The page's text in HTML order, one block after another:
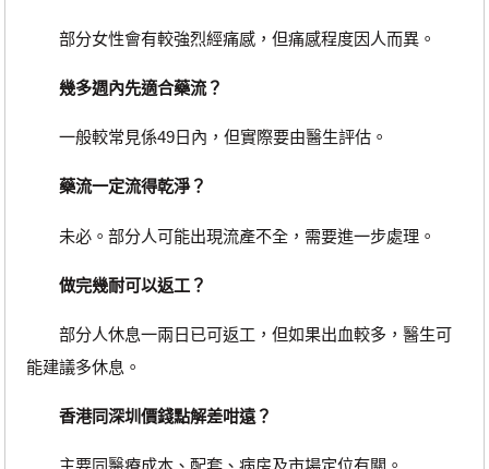
部分女性會有較強烈經痛感，但痛感程度因人而異。
幾多週內先適合藥流？
一般較常見係49日內，但實際要由醫生評估。
藥流一定流得乾淨？
未必。部分人可能出現流產不全，需要進一步處理。
做完幾耐可以返工？
部分人休息一兩日已可返工，但如果出血較多，醫生可
能建議多休息。
香港同深圳價錢點解差咁遠？